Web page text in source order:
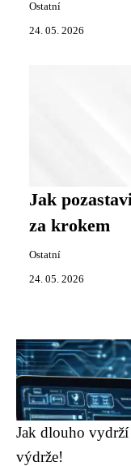
Ostatní
24. 05. 2026
Jak
za krokem
Ostatní
24. 05. 2026
Jak dlouho vydrží
výdrže!